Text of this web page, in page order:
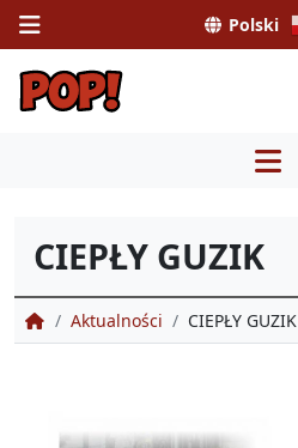
Polski
treści
CIEPŁY GUZIK
Portal Obsługi Pasażera
Aktualności CIEPŁY GUZIK